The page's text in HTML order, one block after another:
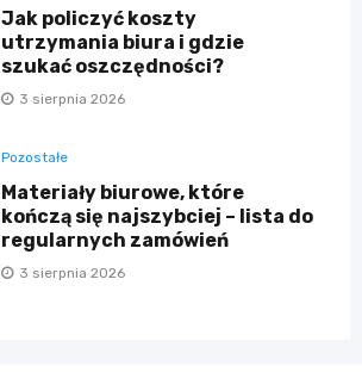
Jak policzyć koszty
utrzymania biura i gdzie
szukać oszczędności?
3 sierpnia 2026
Pozostałe
Materiały biurowe, które
kończą się najszybciej – lista do
regularnych zamówień
3 sierpnia 2026